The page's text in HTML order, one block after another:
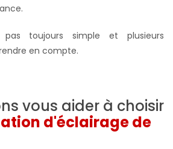
toujours simple et plusieurs
en compte.
vous aider à choisir
d'éclairage de